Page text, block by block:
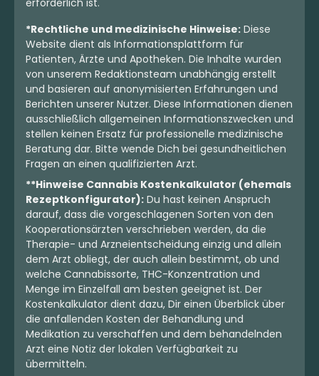
*Rechtliche und medizinische Hinweise: Diese
Website dient als Informationsplattform für
Patienten, Ärzte und Apotheken. Die Inhalte wurden
von unserem Redaktionsteam unabhängig erstellt
und basieren auf anonymisierten Erfahrungen und
Berichten unserer Nutzer. Diese Informationen dienen
ausschließlich allgemeinen Informationszwecken und
stellen keinen Ersatz für professionelle medizinische
Beratung dar. Bitte wende Dich bei gesundheitlichen
Fragen an einen qualifizierten Arzt.
**Hinweise Cannabis Kostenkalkulator (ehemals
Rezeptkonfigurator): Du hast keinen Anspruch
darauf, dass die vorgeschlagenen Sorten von den
Kooperationsärzten verschrieben werden, da die
Therapie- und Arzneientscheidung einzig und allein
dem Arzt obliegt, der auch allein bestimmt, ob und
welche Cannabissorte, THC-Konzentration und
Menge im Einzelfall am besten geeignet ist. Der
Kostenkalkulator dient dazu, Dir einen Überblick über
die anfallenden Kosten der Behandlung und
Medikation zu verschaffen und dem behandelnden
Arzt eine Notiz der lokalen Verfügbarkeit zu
übermitteln.